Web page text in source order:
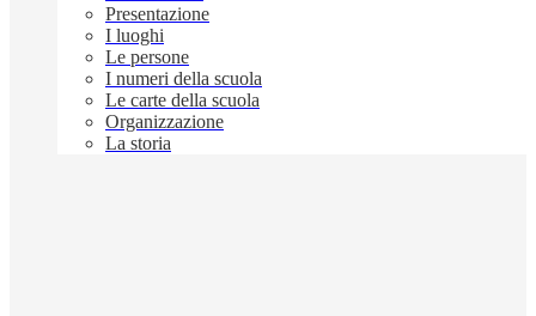
Presentazione
I luoghi
Le persone
I numeri della scuola
Le carte della scuola
Organizzazione
La storia